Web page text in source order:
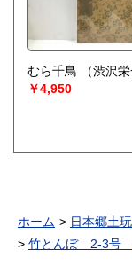
むら千鳥
（渋沢栄
￥4,950
ホーム
日本郷土
竹とんぼ 2-3号